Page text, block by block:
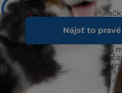
Nájsť to
Odporúčané pre
Staršie dospelé
Mačiatka do veku 6
dojčiace mačky.
by sa mačky mali
Hill's Vet Essentials
mačky (vo veku 1 – 6